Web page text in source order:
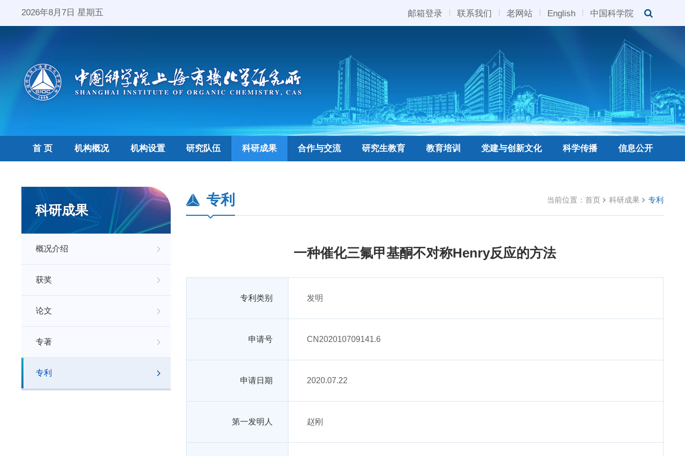
2026年8月7日 星期五 邮箱登录 联系我们 老网站 English 中国科学院
首 页 机构概况 机构设置 研究队伍 科研成果 合作与交流 研究生教育 教育培训 党建与创新文化 科学传播 信息公开
科研成果
概况介绍
获奖
论文
专著
专利
当前位置： 首页 科研成果 专利
专利
一种催化三氟甲基酮不对称Henry反应的方法
专利类别 发明
申请号 CN202010709141.6
申请日期 2020.07.22
第一发明人 赵刚